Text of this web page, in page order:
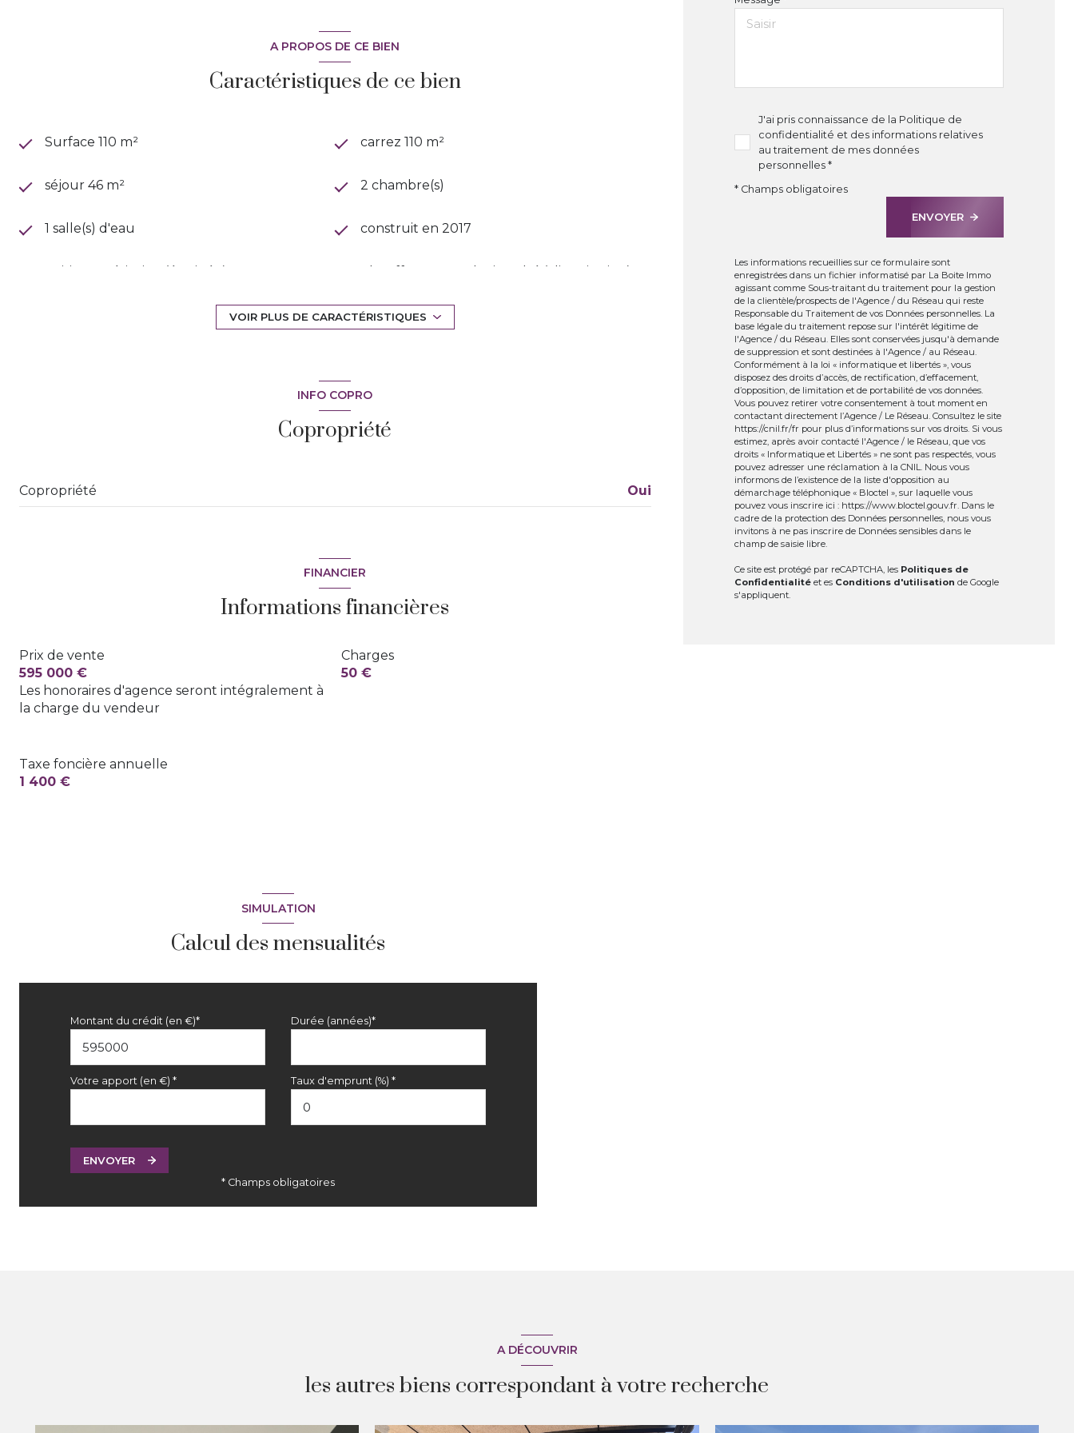
A PROPOS DE CE BIEN
Caractéristiques de ce bien
Surface 110 m² carrez 110 m²
séjour 46 m² 2 chambre(s)
1 salle(s) d'eau construit en 2017
cuisine américaine (équipée) Chauffage central : air pulsé (climatisation)
exposition Sud
visiophone
VOIR PLUS DE CARACTÉRISTIQUES
INFO COPRO
Copropriété
Copropriété Oui
FINANCIER
Informations financières
Prix de vente
595 000 €
Les honoraires d'agence seront intégralement à
la charge du vendeur
Charges
50 €
Taxe foncière annuelle
1 400 €
J'ai pris connaissance de la Politique de
confidentialité et des informations relatives
au traitement de mes données
personnelles *
* Champs obligatoires
ENVOYER
Les informations recueillies sur ce formulaire sont
enregistrées dans un fichier informatisé par La Boite Immo
agissant comme Sous-traitant du traitement pour la gestion
de la clientèle/prospects de l'Agence / du Réseau qui reste
Responsable du Traitement de vos Données personnelles. La
base légale du traitement repose sur l'intérêt légitime de
l'Agence / du Réseau. Elles sont conservées jusqu'à demande
de suppression et sont destinées à l'Agence / au Réseau.
Conformément à la loi « informatique et libertés », vous
disposez des droits d’accès, de rectification, d’effacement,
d’opposition, de limitation et de portabilité de vos données.
Vous pouvez retirer votre consentement à tout moment en
contactant directement l’Agence / Le Réseau. Consultez le site
https://cnil.fr/fr pour plus d’informations sur vos droits. Si vous
estimez, après avoir contacté l'Agence / le Réseau, que vos
droits « Informatique et Libertés » ne sont pas respectés, vous
pouvez adresser une réclamation à la CNIL. Nous vous
informons de l’existence de la liste d'opposition au
démarchage téléphonique « Bloctel », sur laquelle vous
pouvez vous inscrire ici : https://www.bloctel.gouv.fr . Dans le
cadre de la protection des Données personnelles, nous vous
invitons à ne pas inscrire de Données sensibles dans le
champ de saisie libre.
Ce site est protégé par reCAPTCHA, les Politiques de
Confidentialitéet es Conditions d'utilisation de Google
s'appliquent.
SIMULATION
Calcul des mensualités
Montant du crédit (en €)* Durée (années)*
Votre apport (en €) * Taux d'emprunt (%) *
ENVOYER
* Champs obligatoires
A DÉCOUVRIR
les autres biens correspondant à votre recherche